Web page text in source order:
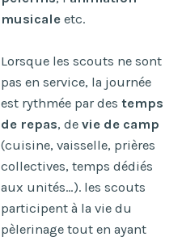
musicale etc.
Lorsque les scouts ne sont
pas en service, la journée
est rythmée par des temps
de repas, de vie de camp
(cuisine, vaisselle, prières
collectives, temps dédiés
aux unités…). les scouts
participent à la vie du
pèlerinage tout en ayant